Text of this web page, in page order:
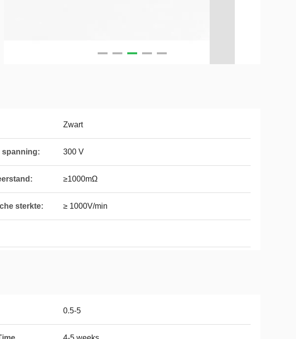
Zwart
spanning: 300 V
≥1000mΩ
sterkte: ≥ 1000V/min
0.5-5